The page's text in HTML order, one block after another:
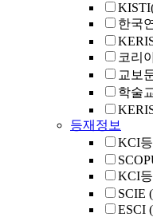
한국
코리
교보
학술
등재정보
KCI
KCI
SCIE
ESCI